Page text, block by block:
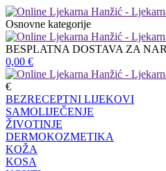
Osnovne kategorije
BESPLATNA DOSTAVA ZA
0,00 €
€
BEZRECEPTNI LIJEKOVI
SAMOLIJEČENJE
ŽIVOTINJE
DERMOKOZMETIKA
KOŽA
KOSA